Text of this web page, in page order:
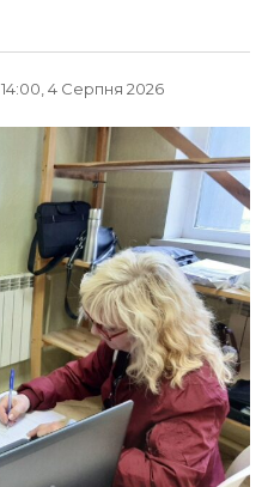
14:00, 4 Серпня 2026